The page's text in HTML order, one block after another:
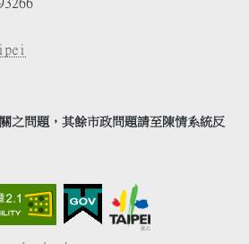
之問題，其餘市政問題請至陳情系統反